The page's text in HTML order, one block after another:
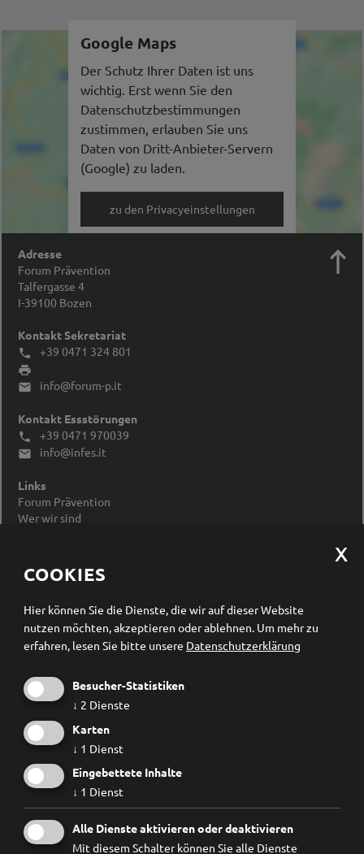
Google Maps
Der Schutz Ihrer Daten ist uns
wichtig. Erst wenn Sie den
Datenschutzbestimmungen
zustimmen, erlauben Sie uns
Daten von Dritt-Anbieter-Servern
(Google) zu laden.
zu den Privacyeinstellungen
Adresse
Forum Prävention
Talfergasse 4
I-39100 Bozen
Kontakt Sekretariat
 +39 0471 324 801


info@forum-p.it
Kontakt Essstörungen
 +39 0471 970039
 info@infes.it
Links
Forum Prävention
Wer wir sind
Cookieeinstellungen ändern

Newsletter Anmeldung
erkenne diese ausdrücklich an.
COOKIES
Hier können Sie die Dienste, die wir auf dieser Website
nutzen möchten, akzeptieren oder ablehnen. Um mehr zu
erfahren, lesen Sie bitte unsere Datenschutzerklärung
Besucher-Statistiken
↓ 2 Dienste
Karten
↓ 1 Dienst
Eingebettete Inhalte
↓ 1 Dienst
Alle Dienste aktivieren oder deaktivieren
Mit diesem Schalter können Sie alle Dienste